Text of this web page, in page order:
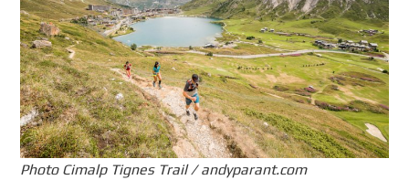
Photo Cimalp Tignes Trail / andyparant.com